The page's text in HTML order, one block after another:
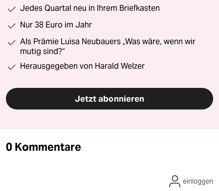
Jedes Quartal neu in Ihrem Briefkasten
Nur 38 Euro im Jahr
Als Prämie Luisa Neubauers „Was wäre, wenn wir
mutig sind?“
Herausgegeben von Harald Welzer
Jetzt abonnieren
0 Kommentare
einloggen